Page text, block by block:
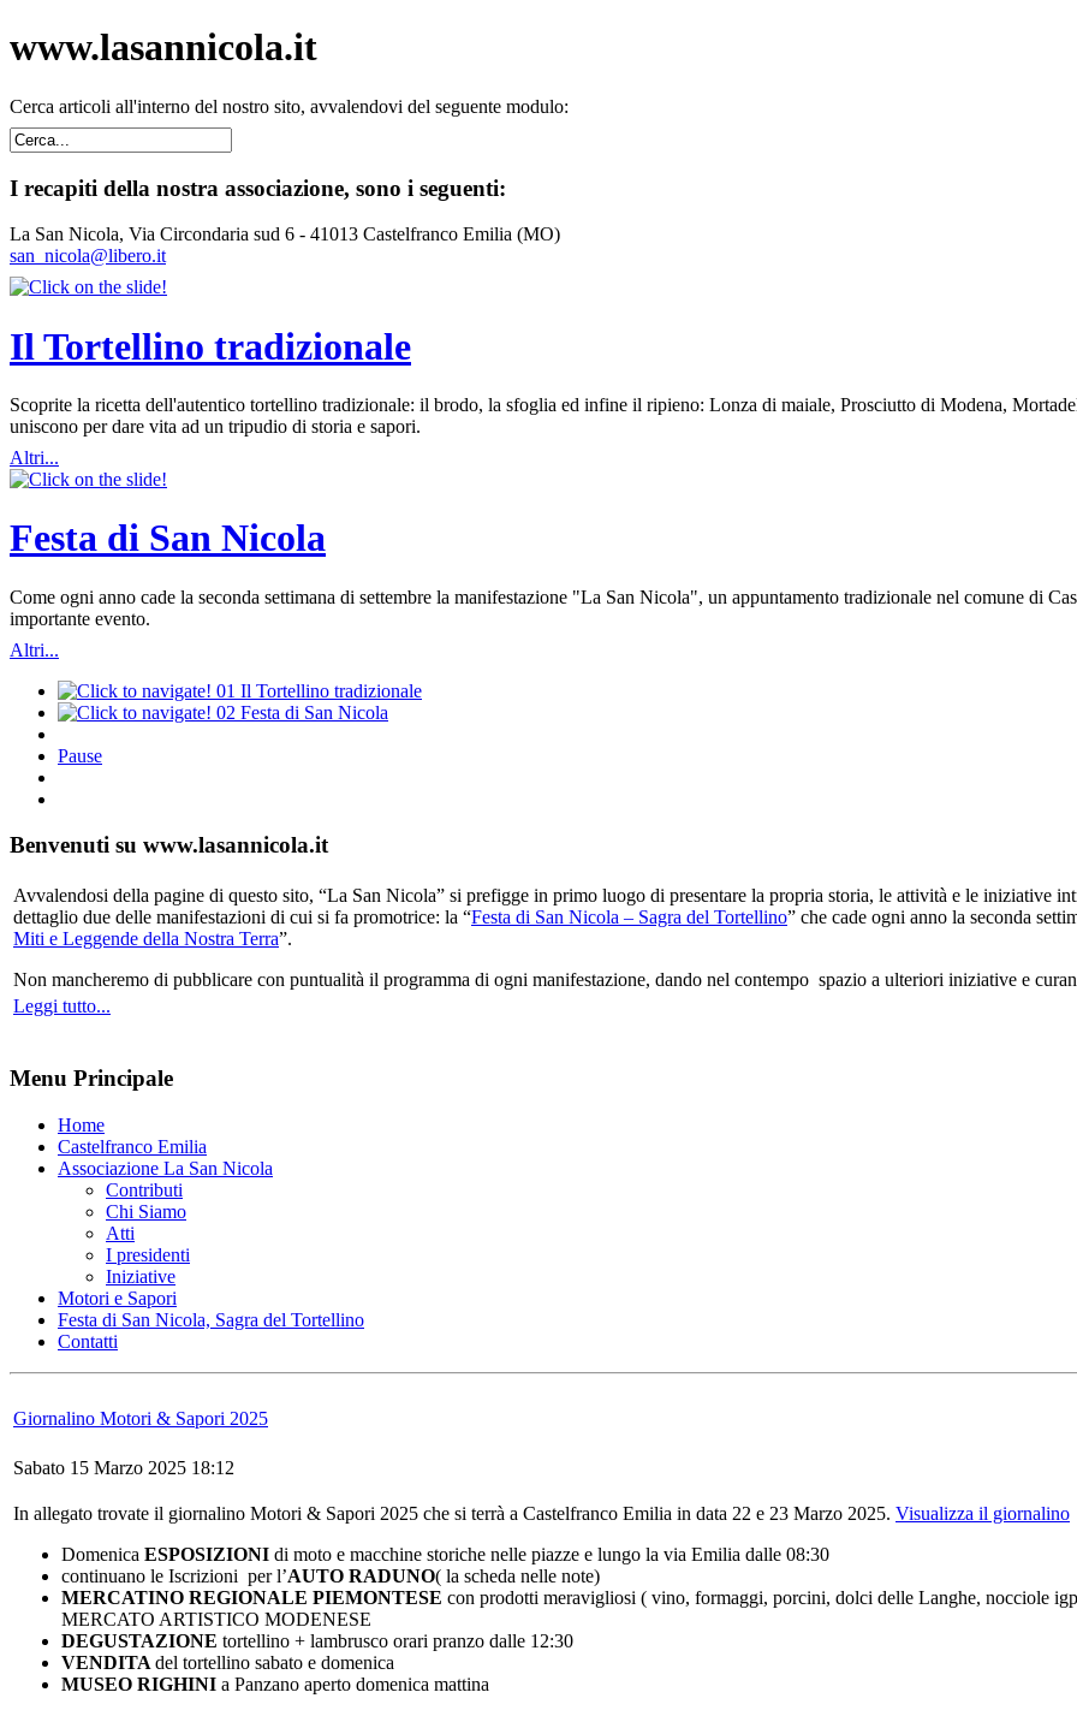
www.lasannicola.it
Cerca articoli all'interno del nostro sito, avvalendovi del seguente modulo:
I recapiti della nostra associazione, sono i seguenti:
La San Nicola, Via Circondaria sud 6 - 41013 Castelfranco Emilia (MO)
san_nicola@libero.it
Il Tortellino tradizionale
Scoprite la ricetta dell'autentico tortellino tradizionale: il brodo, la sfoglia ed infine il ripieno: Lonza di maiale, Prosciutto di Modena,
uniscono per dare vita ad un tripudio di storia e sapori.
Altri...
Festa di San Nicola
Come ogni anno cade la seconda settimana di settembre la manifestazione "La San Nicola", un appuntamento tradizionale nel comune di
importante evento.
Altri...
01 Il Tortellino tradizionale
02 Festa di San Nicola
Pause
Benvenuti su www.lasannicola.it
Avvalendosi della pagine di questo sito, “La San Nicola” si prefigge in primo luogo di presentare la propria storia, le attività e le iniziative
dettaglio due delle manifestazioni di cui si fa promotrice: la “Festa di San Nicola – Sagra del Tortellino” che cade ogni anno la seconda
Miti e Leggende della Nostra Terra”.
Non mancheremo di pubblicare con puntualità il programma di ogni manifestazione, dando nel contempo spazio a ulteriori iniziative e
Leggi tutto...
Menu Principale
Home
Castelfranco Emilia
Associazione La San Nicola
Contributi
Chi Siamo
Atti
I presidenti
Iniziative
Motori e Sapori
Festa di San Nicola, Sagra del Tortellino
Contatti
Giornalino Motori & Sapori 2025
Sabato 15 Marzo 2025 18:12
In allegato trovate il giornalino Motori & Sapori 2025 che si terrà a Castelfranco Emilia in data 22 e 23 Marzo 2025. Visualizza il giornalino
Domenica ESPOSIZIONI di moto e macchine storiche nelle piazze e lungo la via Emilia dalle 08:30
continuano le Iscrizioni per l’AUTO RADUNO( la scheda nelle note)
MERCATINO REGIONALE PIEMONTESE con prodotti meravigliosi ( vino, formaggi, porcini, dolci delle Langhe, nocciole
MERCATO ARTISTICO MODENESE
DEGUSTAZIONE tortellino + lambrusco orari pranzo dalle 12:30
VENDITA del tortellino sabato e domenica
MUSEO RIGHINI a Panzano aperto domenica mattina